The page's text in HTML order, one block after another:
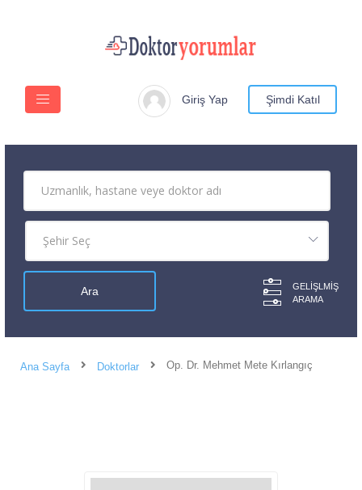
Giriş Yap Şimdi Katıl
GELIŞLMIŞ
ARAMA
Ana Sayfa Doktorlar Op. Dr. Mehmet Mete Kırlangıç